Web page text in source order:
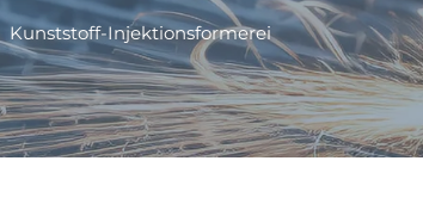
Kunststoff-Injektionsformerei